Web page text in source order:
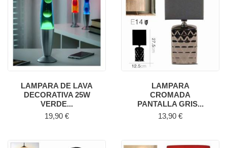
LAMPARA DE LAVA
DECORATIVA 25W
VERDE...
Precio
19,90 €
LAMPARA
CROMADA
PANTALLA GRIS...
Precio
13,90 €